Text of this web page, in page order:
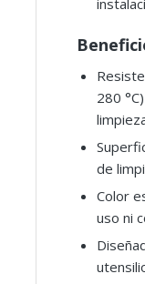
280
de
Color
uso ni